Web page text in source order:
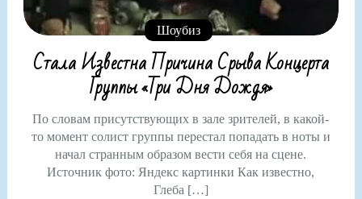
Шоубиз
Стала Известна Причина Срыва Концерта
Группы «Три Дня Дождя»
По словам присутствующих в зале зрителей, в какой-
то момент солист группы перестал попадать в ноты и
начал странным образом вести себя на сцене.
Источник фото: Яндекс картинки Как известно,
Глеба […]